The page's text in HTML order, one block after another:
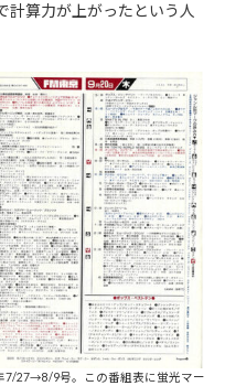
計算力が上がったという人
7/27→8/9号。この番組表に蛍光マー